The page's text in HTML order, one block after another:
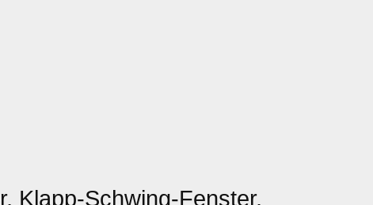
Klapp-Schwing-Fenster,